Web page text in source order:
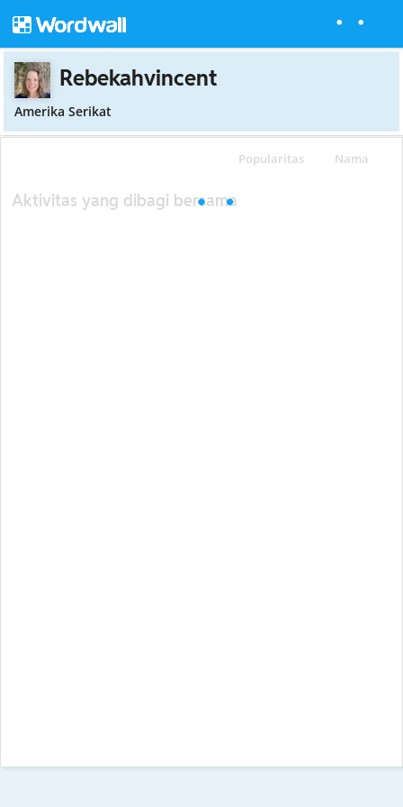
Rebekahvincent
Amerika Serikat
Popularitas Nama
Aktivitas yang dibagi bersama